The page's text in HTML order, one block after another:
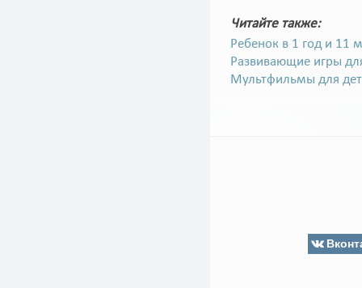
Читайте также:
Ребенок в 1 год и 11
Развивающие игры
Мультфильмы для